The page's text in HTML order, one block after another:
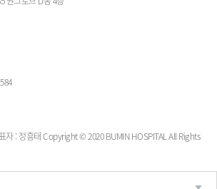
자 : 정흥태Copyright © 2020 BUMIN HOSPITAL All Rights